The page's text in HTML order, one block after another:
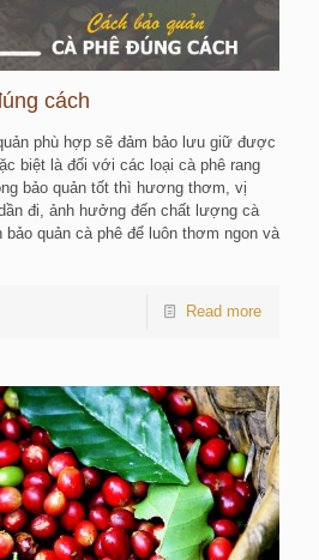
cách
phù hợp sẽ đảm bảo lưu giữ được
biệt là đối với các loại cà phê rang
bảo quản tốt thì hương thơm, vị
đi, ảnh hưởng đến chất lượng cà
bảo quản cà phê để luôn thơm ngon và
Read more